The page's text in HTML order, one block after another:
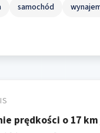
samochód
prędkości o 17